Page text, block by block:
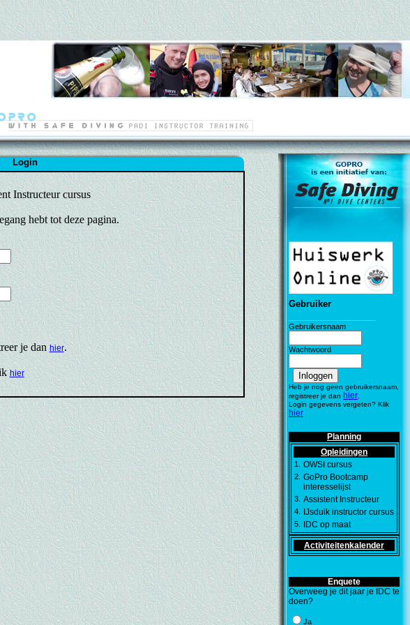
Login
Instructeur cursus
hebt tot deze pagina.
je danhier.
hier
Gebruiker
Gebruikersnaam
Wachtwoord
Heb je nog geen gebruikersnaam,
registreer je dan hier
Login gegevens vergeten? Klik
hier
Planning
Opleidingen
1. OWSI cursus
2. GoPro Bootcamp
interesselijst
3. Assistent Instructeur
4. IJsduik instructor cursus
5. IDC op maat
Activiteitenkalender
Enquete
Overweeg je dit jaar je IDC te
doen?
Ja